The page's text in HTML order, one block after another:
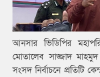
আনসার ভিডিপির
মোতালেব সাজ্জাদ
সংসদ নির্বাচনে প্রতিটি